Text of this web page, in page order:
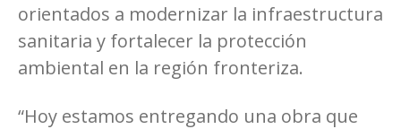
orientados a modernizar la infraestructura
sanitaria y fortalecer la protección
ambiental en la región fronteriza.
“Hoy estamos entregando una obra que